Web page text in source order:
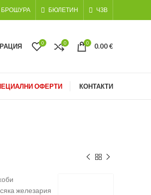
БРОШУРА БЮЛЕТИН ЧЗВ
0 0 0 0.00€
ОФЕРТИ КОНТАКТИ
железария